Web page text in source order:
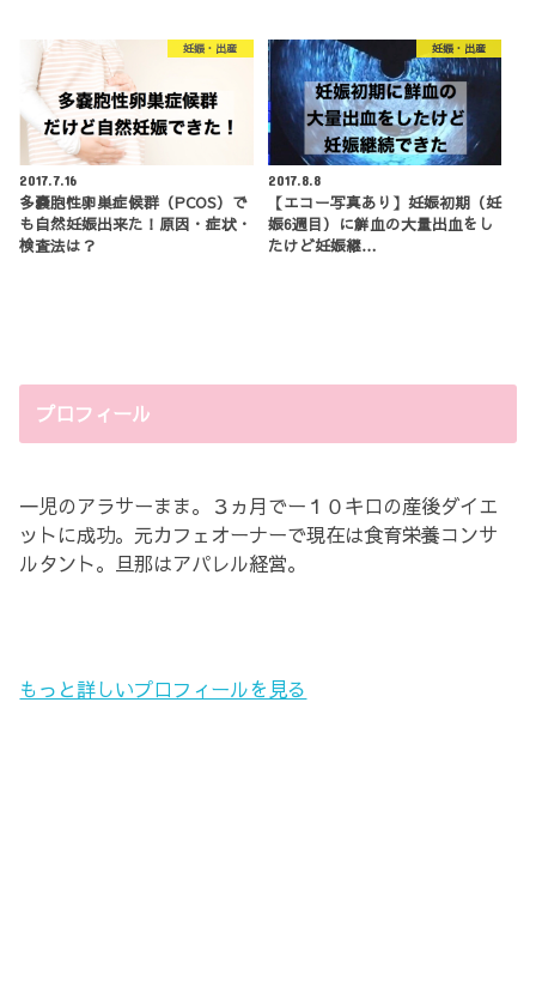
妊娠・出産
2017.7.16
多嚢胞性卵巣症候群（PCOS）で
も自然妊娠出来た！原因・症状・
検査法は？
妊娠・出産
2017.8.8
【エコー写真あり】妊娠初期（妊
娠6週目）に鮮血の大量出血をし
たけど妊娠継…
プロフィール
一児のアラサーまま。３ヵ月でー１０キロの産後ダイエ
ットに成功。元カフェオーナーで現在は食育栄養コンサ
ルタント。旦那はアパレル経営。
もっと詳しいプロフィールを見る